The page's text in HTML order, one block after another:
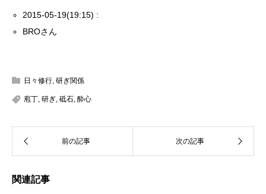
2015-05-19(19:15) :
BROさん
日々修行 研ぎ関係
庖丁 研ぎ 砥石 酔心
関連記事